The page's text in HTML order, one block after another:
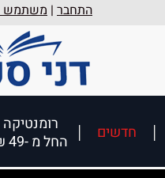
התחבר | משתמש
חדשים
רומנטיקה
החל מ -49 ₪